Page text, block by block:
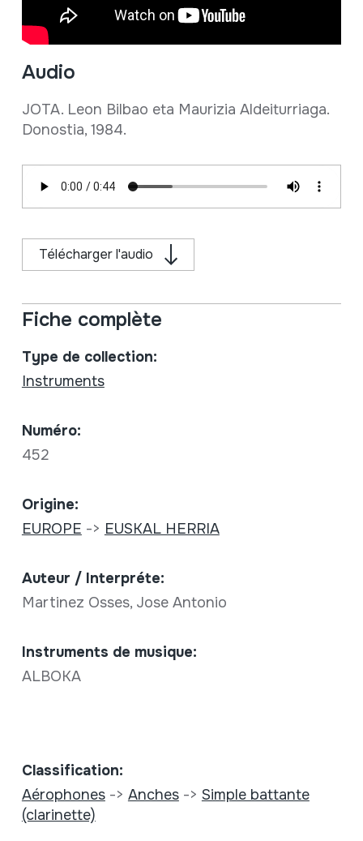
Audio
JOTA. Leon Bilbao eta Maurizia Aldeiturriaga.
Donostia, 1984.
Télécharger l'audio
Fiche complète
Type de collection:
Instruments
Numéro:
452
Origine:
EUROPE -> EUSKAL HERRIA
Auteur / Interpréte:
Martinez Osses, Jose Antonio
Instruments de musique:
ALBOKA
Classification:
Aérophones-> Anches-> Simple battante
(clarinette)